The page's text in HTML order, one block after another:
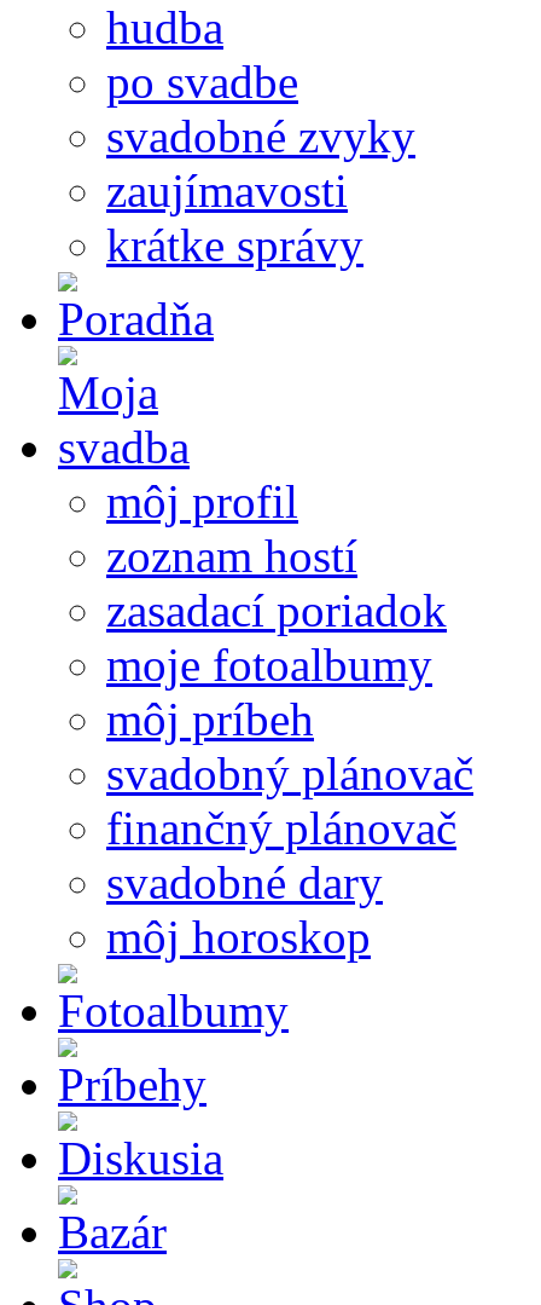
hudba
po svadbe
svadobné zvyky
zaujímavosti
krátke správy
môj profil
zoznam hostí
zasadací poriadok
moje fotoalbumy
môj príbeh
svadobný plánovač
finančný plánovač
svadobné dary
môj horoskop